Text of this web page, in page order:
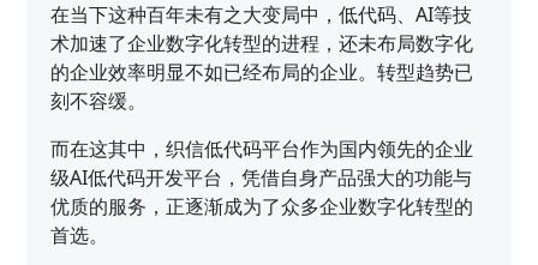
在当下这种百年未有之大变局中，低代码、AI等技
术加速了企业数字化转型的进程，还未布局数字化
的企业效率明显不如已经布局的企业。转型趋势已
刻不容缓。
而在这其中，织信低代码平台作为国内领先的企业
级AI低代码开发平台，凭借自身产品强大的功能与
优质的服务，正逐渐成为了众多企业数字化转型的
首选。